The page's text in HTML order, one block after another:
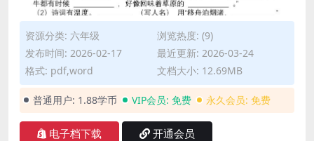
资源分类: 六年级
浏览热度: (9)
发布时间: 2026-02-17
最近更新: 2026-03-24
格式: pdf,word
文档大小: 12.69MB
普通用户: 1.88学币 VIP会员: 免费 永久会员: 免费
电子档下载 开通会员